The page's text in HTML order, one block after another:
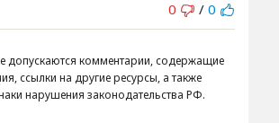
0 / 0
допускаются комментарии, содержащие
ссылки на другие ресурсы, а также
нарушения законодательства РФ.